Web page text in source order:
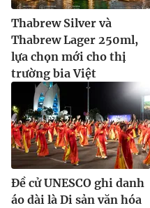
Thabrew Silver và
Thabrew Lager 250ml,
lựa chọn mới cho thị
trường bia Việt
Đề cử UNESCO ghi danh
áo dài là Di sản văn hóa